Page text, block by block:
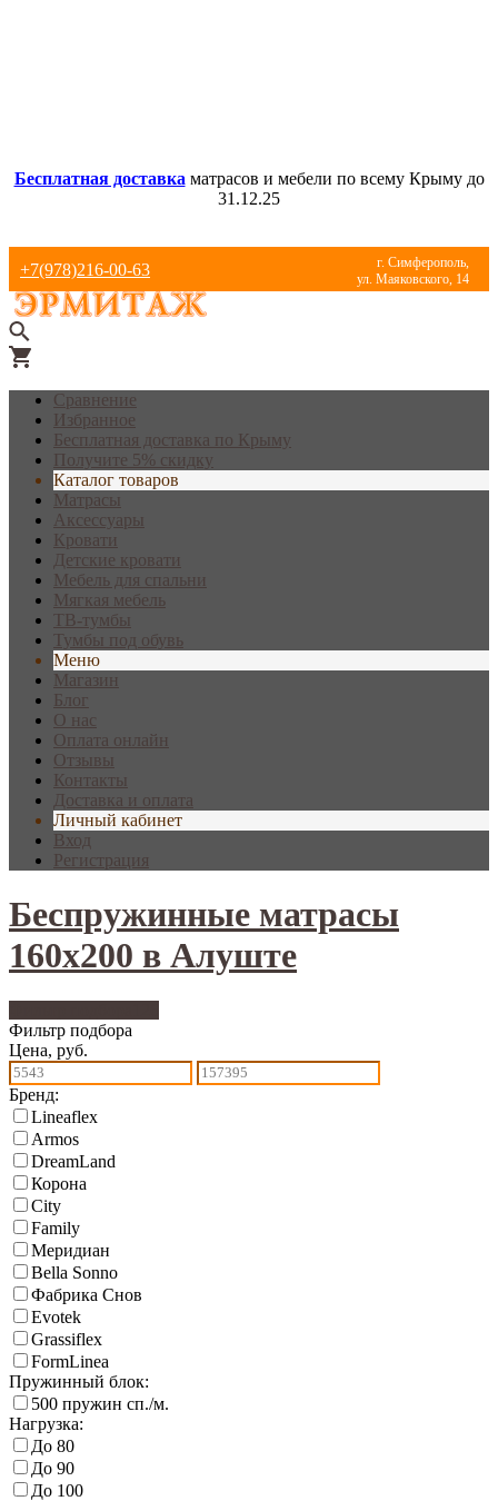
Бесплатная доставка матрасов и мебели по всему Крыму до
31.12.25
+7(978)216-00-63
г. Симферополь,
ул. Маяковского, 14
Сравнение
Избранное
Бесплатная доставка по Крыму
Получите 5% скидку
Каталог товаров
Матрасы
Аксессуары
Кровати
Детские кровати
Мебель для спальни
Мягкая мебель
ТВ-тумбы
Тумбы под обувь
Меню
Магазин
Блог
О нас
Оплата онлайн
Отзывы
Контакты
Доставка и оплата
Личный кабинет
Вход
Регистрация
Беспружинные матрасы
160х200 в Алуште
Фильтр подбора
Цена, руб.
Бренд:
Lineaflex
Armos
DreamLand
Корона
City
Family
Меридиан
Bella Sonno
Фабрика Снов
Еvotek
Grassiflex
FormLinea
Пружинный блок:
500 пружин сп./м.
Нагрузка:
До 80
До 90
До 100